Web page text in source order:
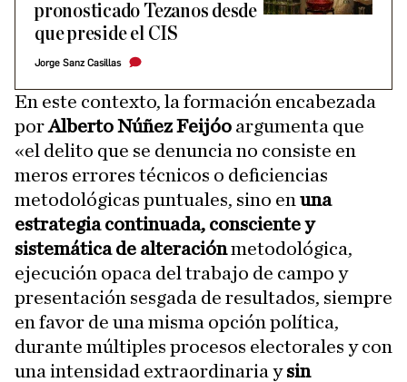
pronosticado Tezanos desde
que preside el CIS
Jorge Sanz Casillas
En este contexto, la formación encabezada
porAlberto Núñez Feijóo argumenta que
«el delito que se denuncia no consiste en
meros errores técnicos o deficiencias
metodológicas puntuales, sino en una
estrategia continuada, consciente y
sistemática de alteraciónmetodológica,
ejecución opaca del trabajo de campo y
presentación sesgada de resultados, siempre
en favor de una misma opción política,
durante múltiples procesos electorales y con
una intensidad extraordinaria ysin